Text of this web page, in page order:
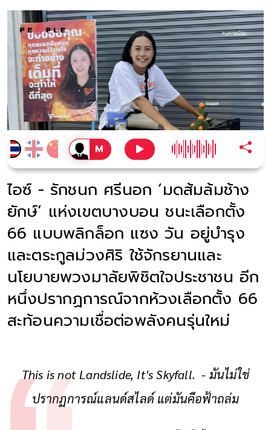
ไอซ์ - รักชนก ศรีนอก ‘มดส้มล้มช้าง
ยักษ์’ แห่งเขตบางบอน ชนะเลือกตั้ง
66 แบบพลิกล็อก แซง วัน อยู่บำรุง
และตระกูลม่วงศิริ ใช้จักรยานและ
นโยบายพวงมาลัยพิชิตใจประชาชน อีก
หนึ่งปรากฏการณ์จากห้วงเลือกตั้ง 66
สะท้อนความเชื่อต่อพลังคนรุ่นใหม่
This is not Landslide, It's Skyfall. - มันไม่ใช่
ปรากฏการณ์แลนด์สไลด์ แต่มันคือฟ้าถล่ม